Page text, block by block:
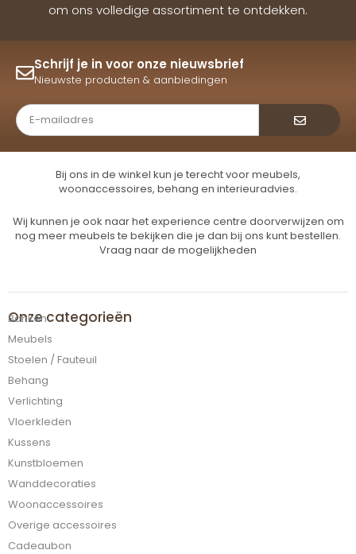
om ons volledige assortiment te ontdekken.
Schrijf je in voor onze nieuwsbrief
Nieuwste producten & aanbiedingen
Bij ons in de winkel kun je terecht voor meubels,
woonaccessoires, behang en interieuradvies.
Wij kunnen je ook naar het experience centre doorverwijzen om
nog meer meubels te bekijken die je dan bij ons kunt bestellen.
Vraag naar de mogelijkheden
Onze categorieën
Banken
Meubels
Stoelen / Fauteuil
Behang
Verlichting
Vloerkleden
Kussens
Kunstbloemen
Wanddecoraties
Woonaccessoires
Overige accessoires
Cadeaubon